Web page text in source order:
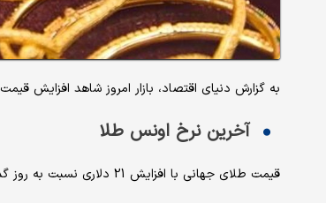
به گزارش دنیای اقتصاد، بازار امروز شاهد افزایش قیمت
آخرین نرخ اونس طلا
قیمت طلای جهانی با افزایش 21 دلاری نسبت به روز گذشته، 4,527 (چهار هزار و پانصد و بیست و هفت) دلار نرخ‌گذاری شد.